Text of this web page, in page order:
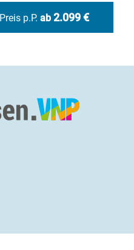
Preis p.P. ab 2.099 €